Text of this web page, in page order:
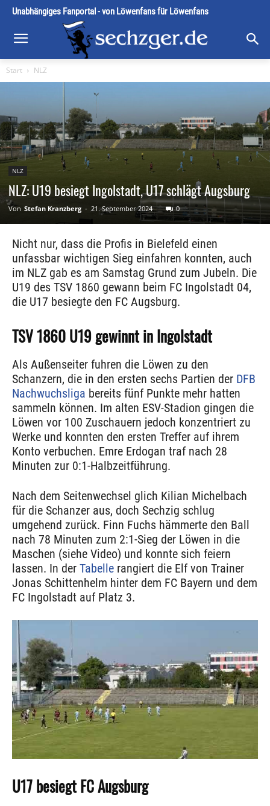
Unabhängiges Fanportal - von Löwenfans für Löwenfans
Start NLZ
NLZ
NLZ: U19 besiegt Ingolstadt, U17 schlägt Augsburg
Von Stefan Kranzberg - 21. September 2024 0
Nicht nur, dass die Profis in Bielefeld einen
unfassbar wichtigen Sieg einfahren konnten, auch
im NLZ gab es am Samstag Grund zum Jubeln. Die
U19 des TSV 1860 gewann beim FC Ingolstadt 04,
die U17 besiegte den FC Augsburg.
TSV 1860 U19 gewinnt in Ingolstadt
Als Außenseiter fuhren die Löwen zu den
Schanzern, die in den ersten sechs Partien der DFB
Nachwuchsliga bereits fünf Punkte mehr hatten
sammeln können. Im alten ESV-Stadion gingen die
Löwen vor 100 Zuschauern jedoch konzentriert zu
Werke und konnten den ersten Treffer auf ihrem
Konto verbuchen. Emre Erdogan traf nach 28
Minuten zur 0:1-Halbzeitführung.
Nach dem Seitenwechsel glich Kilian Michelbach
für die Schanzer aus, doch Sechzig schlug
umgehend zurück. Finn Fuchs hämmerte den Ball
nach 78 Minuten zum 2:1-Sieg der Löwen in die
Maschen (siehe Video) und konnte sich feiern
lassen. In der Tabelle rangiert die Elf von Trainer
Jonas Schittenhelm hinter dem FC Bayern und dem
FC Ingolstadt auf Platz 3.
U17 besiegt FC Augsburg